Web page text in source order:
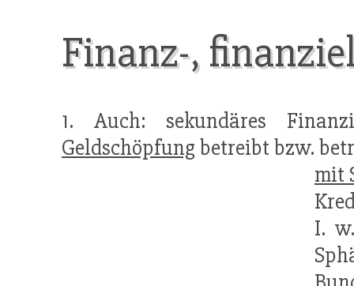
Finanz-,
1. Auch: sekundäres
Geldschöpfungbetreibt bzw.
mit
I.